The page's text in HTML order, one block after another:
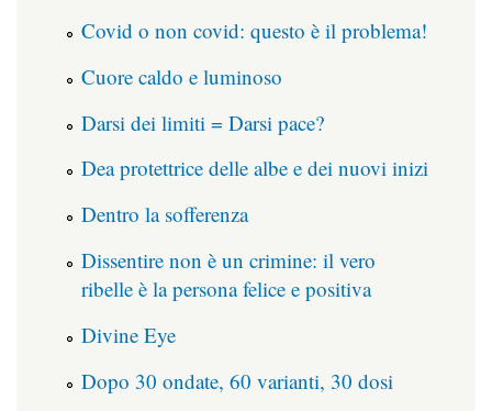
Covid o non covid: questo è il problema!
Cuore caldo e luminoso
Darsi dei limiti = Darsi pace?
Dea protettrice delle albe e dei nuovi inizi
Dentro la sofferenza
Dissentire non è un crimine: il vero
ribelle è la persona felice e positiva
Divine Eye
Dopo 30 ondate, 60 varianti, 30 dosi